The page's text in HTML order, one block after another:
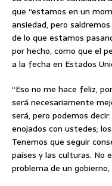
que “estamos en un
ansiedad, pero
de lo que estamos
por hecho, como que el
a la fecha en Estados
“Eso no me hace feliz,
será necesariamente
será, pero podemos
enojados con ustedes;
Tenemos que seguir
países y las culturas. No
problema de un gobierno,